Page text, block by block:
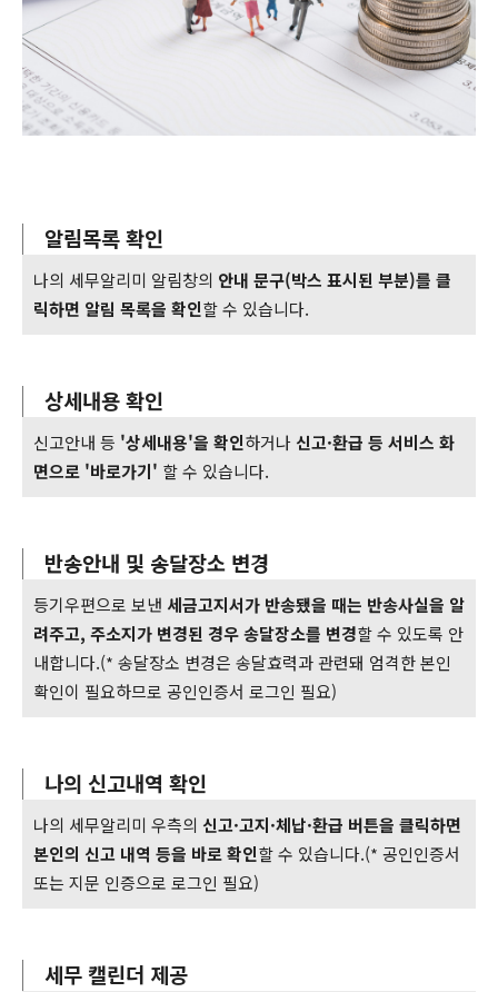
알림목록 확인
나의 세무알리미 알림창의 안내 문구(박스 표시된 부분)를 클
릭하면 알림 목록을 확인할 수 있습니다.
상세내용 확인
신고안내 등 '상세내용'을 확인하거나 신고·환급 등 서비스 화
면으로 '바로가기' 할 수 있습니다.
반송안내 및 송달장소 변경
등기우편으로 보낸 세금고지서가 반송됐을 때는 반송사실을 알
려주고, 주소지가 변경된 경우 송달장소를 변경할 수 있도록 안
내합니다.(* 송달장소 변경은 송달효력과 관련돼 엄격한 본인
확인이 필요하므로 공인인증서 로그인 필요)
나의 신고내역 확인
나의 세무알리미 우측의 신고·고지·체납·환급 버튼을 클릭하면
본인의 신고 내역 등을 바로 확인할 수 있습니다.(* 공인인증서
또는 지문 인증으로 로그인 필요)
세무 캘린더 제공